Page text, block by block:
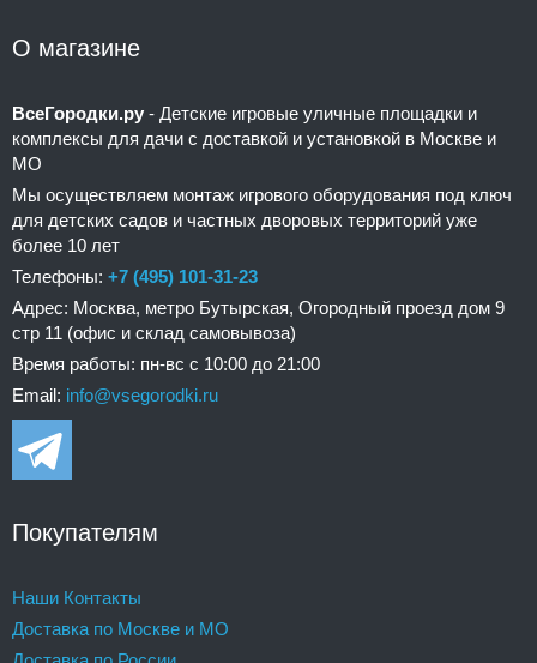
О магазине
ВсеГородки.ру - Детские игровые уличные площадки и
комплексы для дачи с доставкой и установкой в Москве и
МО
Мы осуществляем монтаж игрового оборудования под ключ
для детских садов и частных дворовых территорий уже
более 10 лет
Телефоны: +7 (495) 101-31-23
Адрес: Москва, метро Бутырская, Огородный проезд дом 9
стр 11 (офис и склад самовывоза)
Время работы: пн-вс с 10:00 до 21:00
Email: info@vsegorodki.ru
Покупателям
Наши Контакты
Доставка по Москве и МО